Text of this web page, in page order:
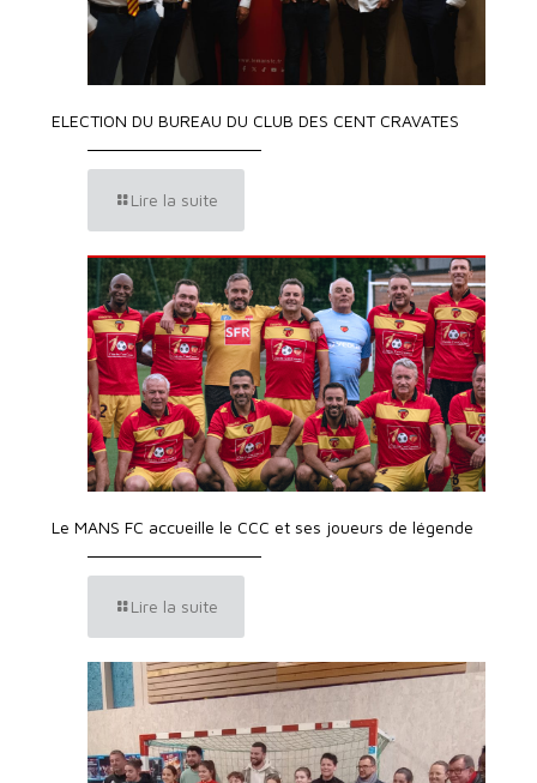
ELECTION DU BUREAU DU CLUB DES CENT CRAVATES
Lire la suite
Le MANS FC accueille le CCC et ses joueurs de légende
Lire la suite